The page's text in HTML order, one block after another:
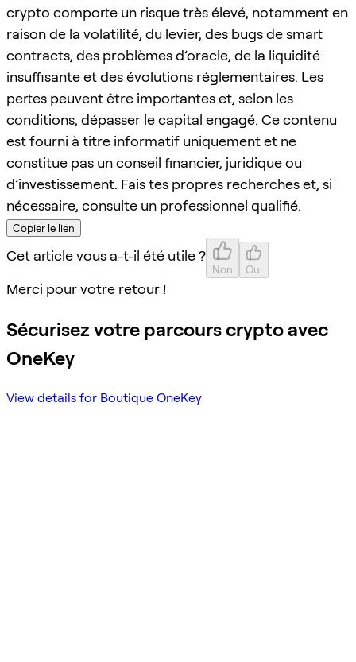
crypto comporte un risque très élevé, notamment en
raison de la volatilité, du levier, des bugs de smart
contracts, des problèmes d’oracle, de la liquidité
insuffisante et des évolutions réglementaires. Les
pertes peuvent être importantes et, selon les
conditions, dépasser le capital engagé. Ce contenu
est fourni à titre informatif uniquement et ne
constitue pas un conseil financier, juridique ou
d’investissement. Fais tes propres recherches et, si
nécessaire, consulte un professionnel qualifié.
Copier le lien
Cet article vous a-t-il été utile ?
Non Oui
Merci pour votre retour !
Sécurisez votre parcours crypto avec
OneKey
View details for Boutique OneKey